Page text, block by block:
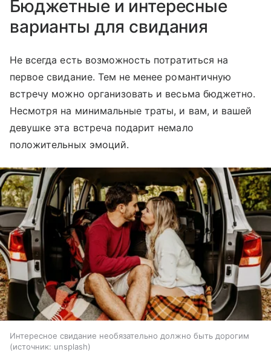
Бюджетные и интересные
варианты для свидания
Не всегда есть возможность потратиться на
первое свидание. Тем не менее романтичную
встречу можно организовать и весьма бюджетно.
Несмотря на минимальные траты, и вам, и вашей
девушке эта встреча подарит немало
положительных эмоций.
Интересное свидание необязательно должно быть дорогим
(источник: unsplash)